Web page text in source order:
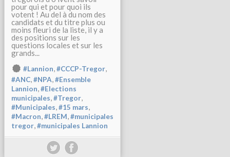
pour qui et pour quoi ils
votent ! Au del à du nom des
candidats et du titre plus ou
moins fleuri de la liste, il y a
des positions sur les
questions locales et sur les
grands...
#Lannion,#CCCP-Tregor,
#ANC,#NPA,#Ensemble
Lannion,#Elections
municipales,#Tregor,
#Municipales,#15 mars,
#Macron,#LREM,#municipales
tregor,#municipales Lannion